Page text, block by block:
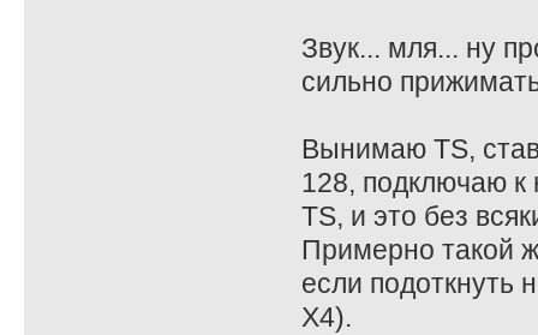
Звук... мля... ну
сильно
Вынимаю TS,
128, подключаю к
TS, и это без
Примерно такой
если подоткнуть
X4).